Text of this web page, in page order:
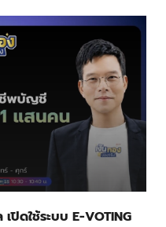
ดใช้ระบบ E-VOTING